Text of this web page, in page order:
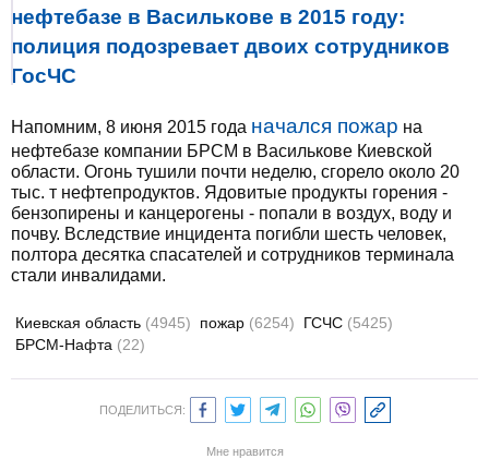
нефтебазе в Василькове в 2015 году:
полиция подозревает двоих сотрудников
ГосЧС
Напомним, 8 июня 2015 года начался пожар на
нефтебазе компании БРСМ в Василькове Киевской
области. Огонь тушили почти неделю, сгорело около 20
тыс. т нефтепродуктов. Ядовитые продукты горения -
бензопирены и канцерогены - попали в воздух, воду и
почву. Вследствие инцидента погибли шесть человек,
полтора десятка спасателей и сотрудников терминала
стали инвалидами.
Киевская область (4945) пожар (6254) ГСЧС (5425)
БРСМ-Нафта (22)
ПОДЕЛИТЬСЯ:
Мне нравится